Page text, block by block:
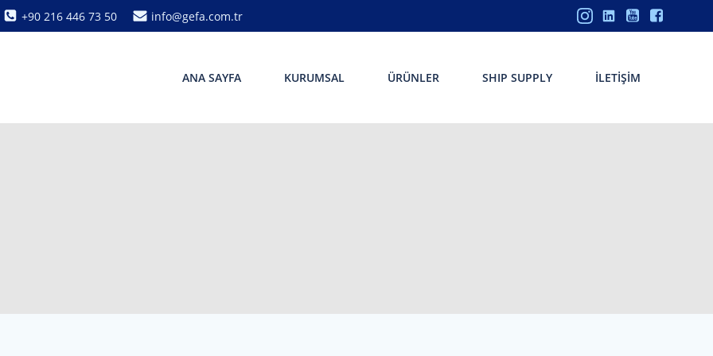
+90 216 446 73 50 info@gefa.com.tr
ANA SAYFA KURUMSAL ÜRÜNLER SHIP SUPPLY İLETIŞIM